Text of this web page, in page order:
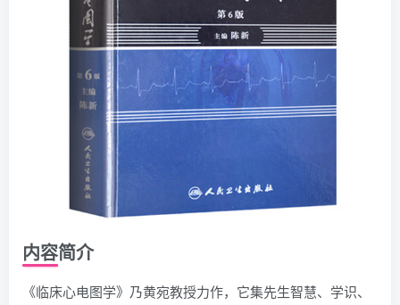
内容简介
《临床心电图学》乃黄宛教授力作，它集先生智慧、学识、